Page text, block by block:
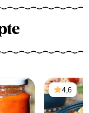
4,6